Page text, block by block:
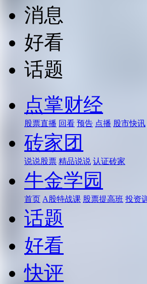
消息
好看
话题
点掌财经
股票直播 回看 预告 点播 股市快讯
砖家团
说说股票 精品说说 认证砖家
牛金学园
首页 A股特战课 股票提高班 投资
话题
好看
快评